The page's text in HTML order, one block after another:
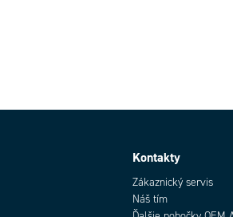
Kontakty
Zákaznický servis
Náš tím